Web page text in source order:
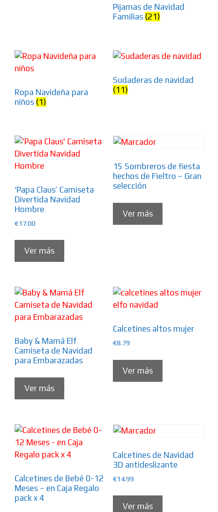
Pijamas de Navidad
Familias (21)
Ropa Navideña para
niños (1)
Sudaderas de navidad
(11)
‘Papa Claus’ Camiseta
Divertida Navidad
Hombre
€17.00
Ver más
15 Sombreros de fiesta
hechos de Fieltro – Gran
selección
Ver más
Baby & Mamá Elf
Camiseta de Navidad
para Embarazadas
Ver más
Calcetines altos mujer
€8.79
Ver más
Calcetines de Bebé 0-12
Meses – en Caja Regalo
pack x 4
Calcetines de Navidad
3D antideslizante
€14.99
Ver más